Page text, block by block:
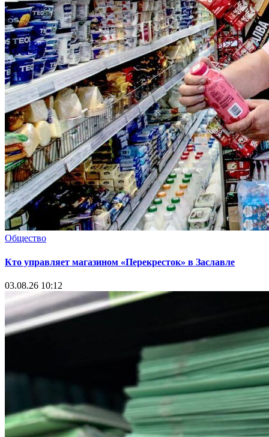
Общество
Кто управляет магазином «Перекресток» в Заславле
03.08.26 10:12